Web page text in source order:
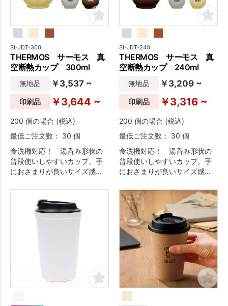
SI-JDT-300
THERMOS サーモス 真
空断熱カップ 300ml
無地品 ￥3,537 ~
印刷品 ￥3,644 ~
200 個の場合 (税込)
最低ご注文数： 30 個
食洗機対応！ 湯呑み形状の
普段使いしやすいカップ。手
におさまりが良いサイズ感
ます。ステンレス製魔法びん
構造なので、冷たさ・温かさ
長持ち。
SI-JDT-240
THERMOS サーモス 真
空断熱カップ 240ml
無地品 ￥3,209 ~
印刷品 ￥3,316 ~
200 個の場合 (税込)
最低ご注文数： 30 個
食洗機対応！ 湯呑み形状の
普段使いしやすいカップ。手
におさまりが良いサイズ感
ます。ステンレス製魔法びん
構造なので、冷たさ・温かさ
長持ち。